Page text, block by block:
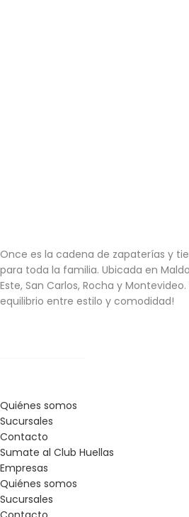
Once es la cadena de zapaterías y
para toda la familia. Ubicada en
Este, San Carlos, Rocha y Montevideo.
equilibrio entre estilo y comodidad!
Quiénes somos
Sucursales
Contacto
Sumate al Club Huellas
Empresas
Quiénes somos
Sucursales